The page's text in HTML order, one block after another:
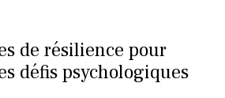
de résilience pour
défis psychologiques